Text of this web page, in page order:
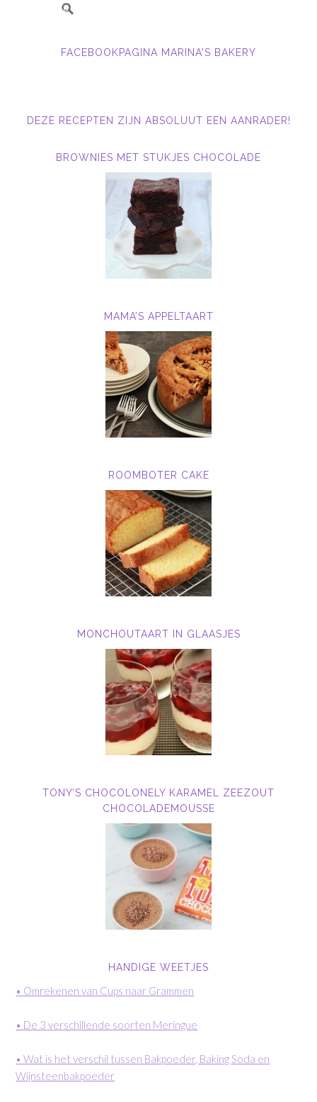
FACEBOOKPAGINA MARINA'S BAKERY
DEZE RECEPTEN ZIJN ABSOLUUT EEN AANRADER!
BROWNIES MET STUKJES CHOCOLADE
MAMA’S APPELTAART
ROOMBOTER CAKE
MONCHOUTAART IN GLAASJES
TONY’S CHOCOLONELY KARAMEL ZEEZOUT
CHOCOLADEMOUSSE
HANDIGE WEETJES
• Omrekenen van Cups naar Grammen
• De 3 verschillende soorten Meringue
• Wat is het verschil tussen Bakpoeder, Baking Soda en
Wijnsteenbakpoeder